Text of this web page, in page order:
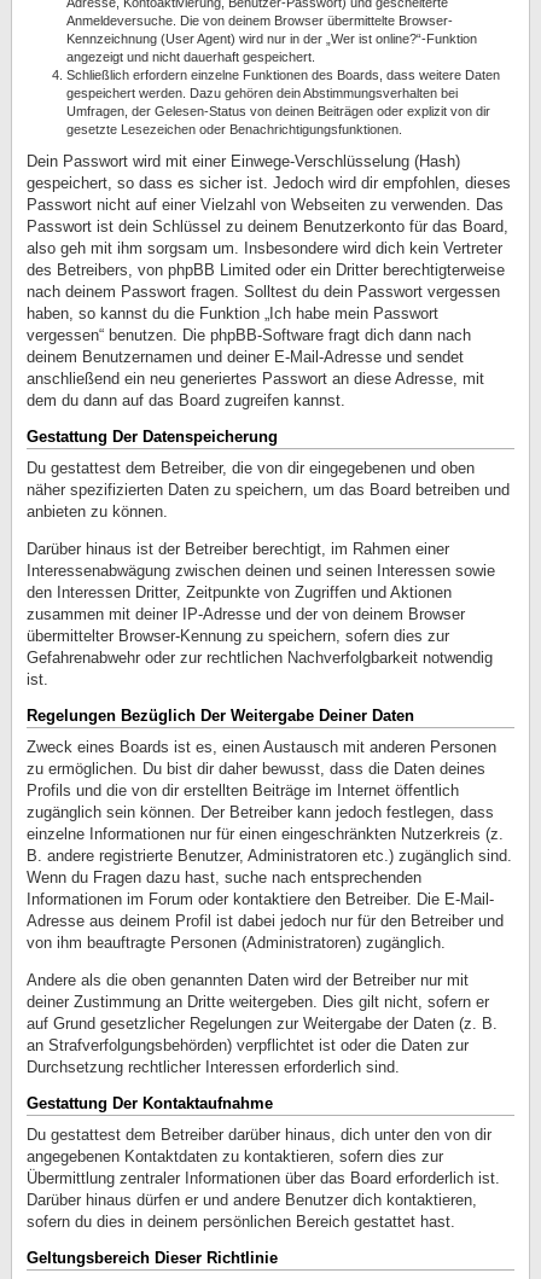
Anmeldeversuche. Die von deinem Browser übermittelte Browser-
Kennzeichnung (User Agent) wird nur in der „Wer ist online?“-Funktion
angezeigt und nicht dauerhaft gespeichert.
Schließlich erfordern einzelne Funktionen des Boards, dass weitere Daten
gespeichert werden. Dazu gehören dein Abstimmungsverhalten bei
Umfragen, der Gelesen-Status von deinen Beiträgen oder explizit von dir
gesetzte Lesezeichen oder Benachrichtigungsfunktionen.
Dein Passwort wird mit einer Einwege-Verschlüsselung (Hash)
gespeichert, so dass es sicher ist. Jedoch wird dir empfohlen, dieses
Passwort nicht auf einer Vielzahl von Webseiten zu verwenden. Das
Passwort ist dein Schlüssel zu deinem Benutzerkonto für das Board,
also geh mit ihm sorgsam um. Insbesondere wird dich kein Vertreter
des Betreibers, von phpBB Limited oder ein Dritter berechtigterweise
nach deinem Passwort fragen. Solltest du dein Passwort vergessen
haben, so kannst du die Funktion „Ich habe mein Passwort
vergessen“ benutzen. Die phpBB-Software fragt dich dann nach
deinem Benutzernamen und deiner E-Mail-Adresse und sendet
anschließend ein neu generiertes Passwort an diese Adresse, mit
dem du dann auf das Board zugreifen kannst.
Gestattung Der Datenspeicherung
Du gestattest dem Betreiber, die von dir eingegebenen und oben
näher spezifizierten Daten zu speichern, um das Board betreiben und
anbieten zu können.
Darüber hinaus ist der Betreiber berechtigt, im Rahmen einer
Interessenabwägung zwischen deinen und seinen Interessen sowie
den Interessen Dritter, Zeitpunkte von Zugriffen und Aktionen
zusammen mit deiner IP-Adresse und der von deinem Browser
übermittelter Browser-Kennung zu speichern, sofern dies zur
Gefahrenabwehr oder zur rechtlichen Nachverfolgbarkeit notwendig
ist.
Regelungen Bezüglich Der Weitergabe Deiner Daten
Zweck eines Boards ist es, einen Austausch mit anderen Personen
zu ermöglichen. Du bist dir daher bewusst, dass die Daten deines
Profils und die von dir erstellten Beiträge im Internet öffentlich
zugänglich sein können. Der Betreiber kann jedoch festlegen, dass
einzelne Informationen nur für einen eingeschränkten Nutzerkreis (z.
B. andere registrierte Benutzer, Administratoren etc.) zugänglich sind.
Wenn du Fragen dazu hast, suche nach entsprechenden
Informationen im Forum oder kontaktiere den Betreiber. Die E-Mail-
Adresse aus deinem Profil ist dabei jedoch nur für den Betreiber und
von ihm beauftragte Personen (Administratoren) zugänglich.
Andere als die oben genannten Daten wird der Betreiber nur mit
deiner Zustimmung an Dritte weitergeben. Dies gilt nicht, sofern er
auf Grund gesetzlicher Regelungen zur Weitergabe der Daten (z. B.
an Strafverfolgungsbehörden) verpflichtet ist oder die Daten zur
Durchsetzung rechtlicher Interessen erforderlich sind.
Gestattung Der Kontaktaufnahme
Du gestattest dem Betreiber darüber hinaus, dich unter den von dir
angegebenen Kontaktdaten zu kontaktieren, sofern dies zur
Übermittlung zentraler Informationen über das Board erforderlich ist.
Darüber hinaus dürfen er und andere Benutzer dich kontaktieren,
sofern du dies in deinem persönlichen Bereich gestattet hast.
Geltungsbereich Dieser Richtlinie